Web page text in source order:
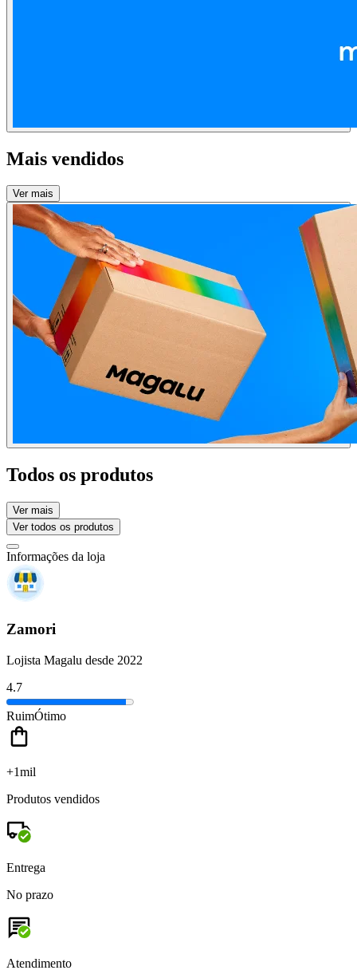
Mais vendidos
Ver mais
Todos os produtos
Ver mais
Ver todos os produtos
Informações da loja
Zamori
Lojista Magalu desde 2022
4.7
RuimÓtimo
+1mil
Produtos vendidos
Entrega
No prazo
Atendimento